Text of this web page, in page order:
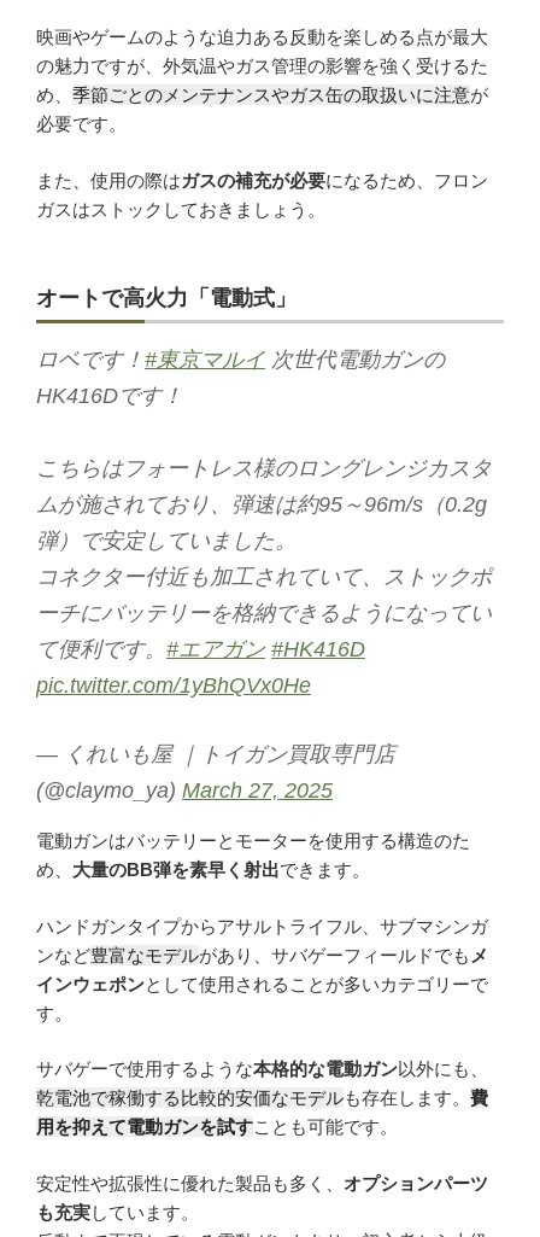
映画やゲームのような迫力ある反動を楽しめる点が最大
の魅力ですが、外気温やガス管理の影響を強く受けるた
め、 季節ごとのメンテナンスやガス缶の取扱いに注意が
必要です。
また、使用の際はガスの補充が必要になるため、フロン
ガスはストックしておきましょう。
オートで高火力「電動式」
ロベです！ #東京マルイ 次世代電動ガンの
HK416Dです！
こちらはフォートレス様のロングレンジカスタ
ムが施されており、弾速は約95～96m/s（0.2g
弾）で安定していました。
コネクター付近も加工されていて、ストックポ
ーチにバッテリーを格納できるようになってい
て便利です。 #エアガン #HK416D
pic.twitter.com/1yBhQVx0He
— くれいも屋 ｜トイガン買取専門店
(@claymo_ya) March 27, 2025
電動ガンはバッテリーとモーターを使用する構造のた
め、 大量のBB弾を素早く射出できます。
ハンドガンタイプからアサルトライフル、サブマシンガ
ンなど豊富なモデルがあり、サバゲーフィールドでも メ
インウェポンとして使用されることが多いカテゴリーで
す。
サバゲーで使用するような本格的な電動ガン以外にも、
乾電池で稼働する比較的安価なモデルも存在します。 費
用を抑えて電動ガンを試すことも可能です。
安定性や拡張性に優れた製品も多く、 オプションパーツ
も充実しています。